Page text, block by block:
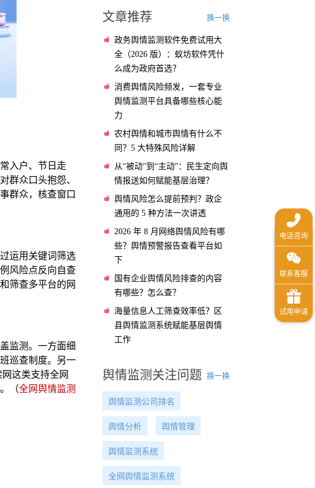
入户、节日走
群众口头抱怨、
群众，核查窗口
运用关键词筛选
风险点反向自查
筛查多平台的网
监测。一方面细
巡查制度。另一
这类支持全网
（全网舆情监测
文章推荐 换一换
政务舆情监测软件免费试用大
全（2026 版）：蚁坊软件凭什
么成为政府首选？
消费舆情风险频发，一套专业
舆情监测平台具备哪些核心能
力
农村舆情和城市舆情有什么不
同？5 大特殊风险详解
从“被动”到“主动”：民生定向舆
情报送如何赋能基层治理？
舆情风险怎么提前预判？政企
通用的 5 种方法一次讲透
2026 年 8 月网络舆情风险有哪
些？舆情预警报告查看平台如
下
国有企业舆情风险排查的内容
有哪些？怎么查？
海量信息人工筛查效率低？区
县舆情监测系统赋能基层舆情
工作
舆情监测关注问题 换一换
舆情监测公司排名
舆情分析 舆情管理
舆情监测系统
全网舆情监测系统